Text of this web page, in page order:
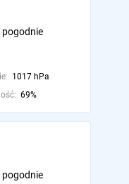
pogodnie
1017 hPa
69%
pogodnie